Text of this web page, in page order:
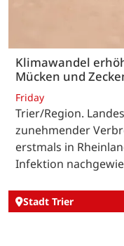
Klimawandel
Mücken und
Friday
Trier/Region.
zunehmender
erstmals in
Infektion
Stadt Trier